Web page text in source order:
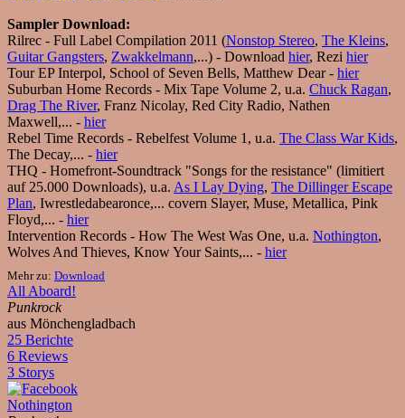
Sampler Download:
Rilrec - Full Label Compilation 2011 (Nonstop Stereo, The Kleins,
Guitar Gangsters, Zwakkelmann,...) - Download hier, Rezi hier
Tour EP Interpol, School of Seven Bells, Matthew Dear - hier
Suburban Home Records - Mix Tape Volume 2, u.a. Chuck Ragan,
Drag The River, Franz Nicolay, Red City Radio, Nathen
Maxwell,... - hier
Rebel Time Records - Rebelfest Volume 1, u.a. The Class War Kids,
The Decay,... - hier
THQ - Homefront-Soundtrack "Songs for the resistance" (limitiert
auf 25.000 Downloads), u.a. As I Lay Dying, The Dillinger Escape
Plan, Iwrestledabearonce,... covern Slayer, Muse, Metallica, Pink
Floyd,... - hier
Intervention Records - How The West Was One, u.a. Nothington,
Wolves And Thieves, Know Your Saints,... - hier
Mehr zu: Download
All Aboard!
Punkrock
aus Mönchengladbach
25 Berichte
6 Reviews
3 Storys
Nothington